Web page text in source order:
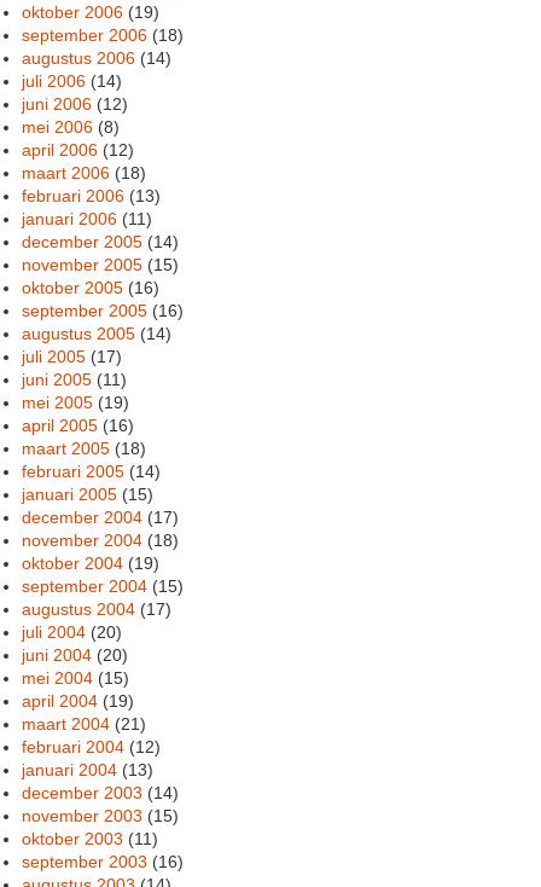
oktober 2006 (19)
september 2006 (18)
augustus 2006 (14)
juli 2006 (14)
juni 2006 (12)
mei 2006 (8)
april 2006 (12)
maart 2006 (18)
februari 2006 (13)
januari 2006 (11)
december 2005 (14)
november 2005 (15)
oktober 2005 (16)
september 2005 (16)
augustus 2005 (14)
juli 2005 (17)
juni 2005 (11)
mei 2005 (19)
april 2005 (16)
maart 2005 (18)
februari 2005 (14)
januari 2005 (15)
december 2004 (17)
november 2004 (18)
oktober 2004 (19)
september 2004 (15)
augustus 2004 (17)
juli 2004 (20)
juni 2004 (20)
mei 2004 (15)
april 2004 (19)
maart 2004 (21)
februari 2004 (12)
januari 2004 (13)
december 2003 (14)
november 2003 (15)
oktober 2003 (11)
september 2003 (16)